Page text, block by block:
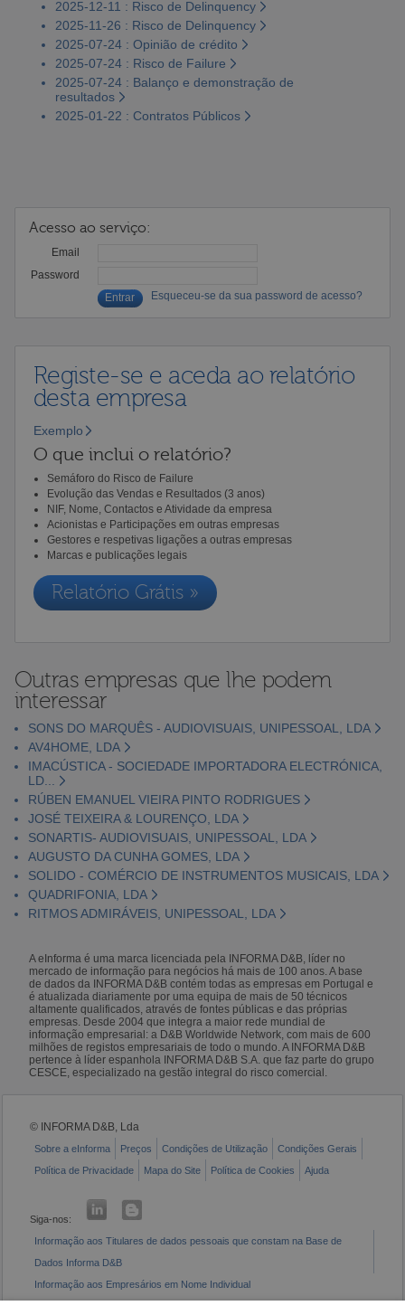
2025-12-11 : Risco de Delinquency
2025-11-26 : Risco de Delinquency
2025-07-24 : Opinião de crédito
2025-07-24 : Risco de Failure
2025-07-24 : Balanço e demonstração de
resultados
2025-01-22 : Contratos Públicos
Acesso ao serviço:
Email
Password
Esqueceu-se da sua password de acesso?
Registe-se e aceda ao relatório
desta empresa
Exemplo
O que inclui o relatório?
Semáforo do Risco de Failure
Evolução das Vendas e Resultados (3 anos)
NIF, Nome, Contactos e Atividade da empresa
Acionistas e Participações em outras empresas
Gestores e respetivas ligações a outras empresas
Marcas e publicações legais
Relatório Grátis »
Outras empresas que lhe podem
interessar
SONS DO MARQUÊS - AUDIOVISUAIS, UNIPESSOAL, LDA
AV4HOME, LDA
IMACÚSTICA - SOCIEDADE IMPORTADORA ELECTRÓNICA,
LD...
RÚBEN EMANUEL VIEIRA PINTO RODRIGUES
JOSÉ TEIXEIRA & LOURENÇO, LDA
SONARTIS- AUDIOVISUAIS, UNIPESSOAL, LDA
AUGUSTO DA CUNHA GOMES, LDA
SOLIDO - COMÉRCIO DE INSTRUMENTOS MUSICAIS, LDA
QUADRIFONIA, LDA
RITMOS ADMIRÁVEIS, UNIPESSOAL, LDA
A eInforma é uma marca licenciada pela INFORMA D&B, líder no
mercado de informação para negócios há mais de 100 anos. A base
de dados da INFORMA D&B contém todas as empresas em Portugal e
é atualizada diariamente por uma equipa de mais de 50 técnicos
altamente qualificados, através de fontes públicas e das próprias
empresas. Desde 2004 que integra a maior rede mundial de
informação empresarial: a D&B Worldwide Network, com mais de 600
milhões de registos empresariais de todo o mundo. A INFORMA D&B
pertence à líder espanhola INFORMA D&B S.A. que faz parte do grupo
CESCE, especializado na gestão integral do risco comercial.
© INFORMA D&B, Lda
Sobre a eInforma Preços Condições de Utilização
Condições Gerais
Política de Privacidade
Mapa do Site Política de Cookies Ajuda
Siga-nos:
Informação aos Titulares de dados pessoais que constam na Base de
Dados Informa D&B
Informação aos Empresários em Nome Individual